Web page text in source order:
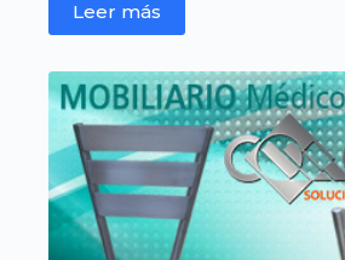
Leer más